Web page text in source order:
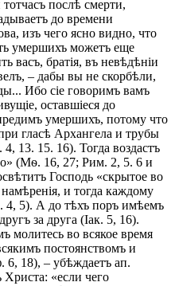
послѣ смерти,
до времени
изъ чего ясно видно, что
умершихъ можетъ еще
васъ, братія, въ невѣдѣніи
– дабы вы не скорбѣли,
Ибо сіе говоримъ вамъ
оставшіеся до
умершихъ, потому что
гласѣ Архангела и трубы
13. 15. 16). Тогда воздастъ
(Мѳ. 16, 27; Рим. 2, 5. 6 и
Господь «скрытое во
и тогда каждому
4, 5). А до тѣхъ поръ имѣемъ
за друга (Іак. 5, 16).
молитесь во всякое время
постоянствомъ и
6, 18), – убѣждаетъ ап.
«если чего